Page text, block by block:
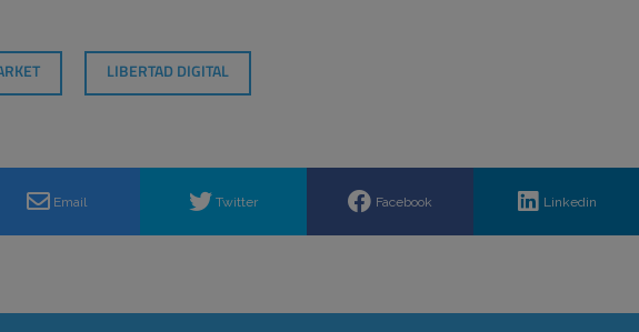
LIBERTAD DIGITAL
Email Twitter Facebook Linkedin